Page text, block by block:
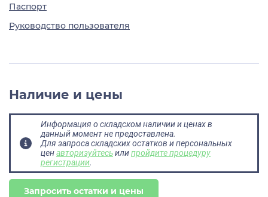
Паспорт
Руководство пользователя
Наличие и цены
Информация о складском наличии и ценах в
данный момент не предоставлена.
Для запроса складских остатков и персональных
ценавторизуйтесьилипройдите процедуру
регистрации.
Запросить остатки и цены